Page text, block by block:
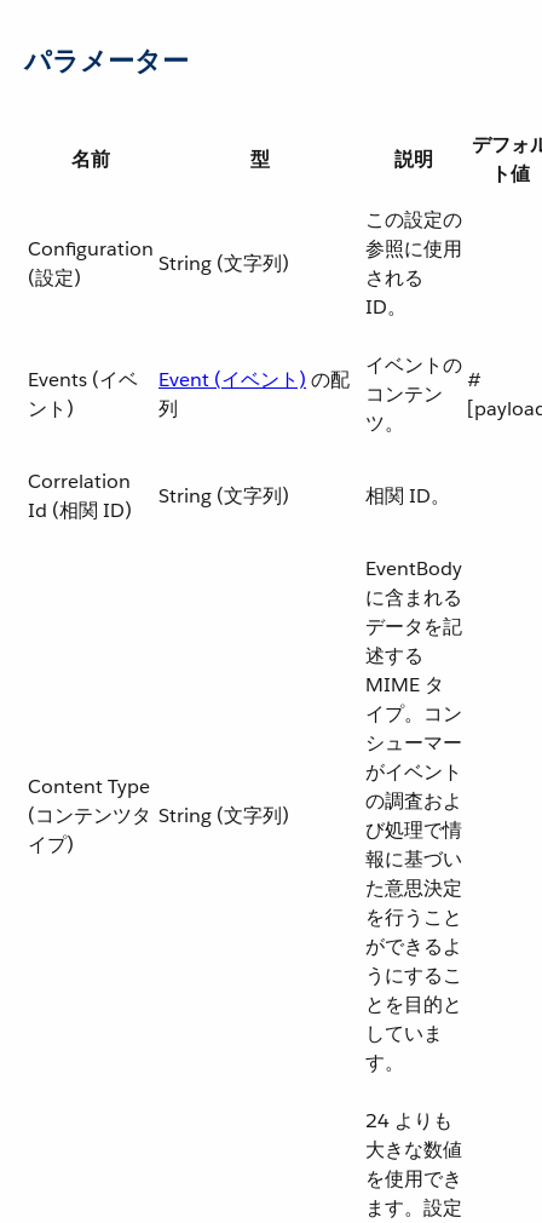
パラメーター
名前 型 説明
デフォ
ト値
Configuration
(設定)
String (文字列)
この設定の
参照に使用
される
ID。
Events (イベ
ント)
Event (イベント) ​ の配
列
イベントの
コンテン
ツ。
#
Correlation
Id (相関 ID)
String (文字列) 相関 ID。
Content Type
(コンテンツタ
イプ)
String (文字列)
EventBody
に含まれる
データを記
述する
MIME タ
イプ。コン
シューマー
がイベント
の調査およ
び処理で情
報に基づい
た意思決定
を行うこと
ができるよ
うにするこ
とを目的と
していま
す。
24 よりも
大きな数値
を使用でき
ます。設定